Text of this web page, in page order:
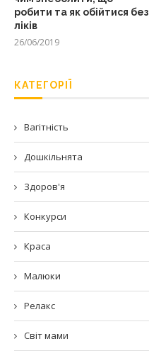
робити та як обійтися без
ліків
26/06/2019
КАТЕГОРІЇ
Вагітність
Дошкільнята
Здоров'я
Конкурси
Краса
Малюки
Релакс
Світ мами